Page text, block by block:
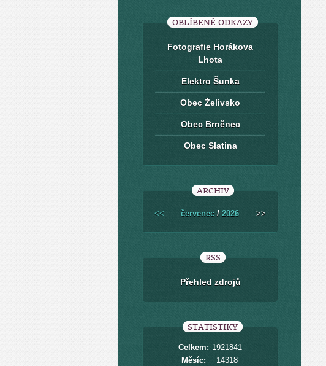
OBLÍBENÉ ODKAZY
Fotografie Horákova
Lhota
Elektro Šunka
Obec Želivsko
Obec Brněnec
Obec Slatina
ARCHIV
<< červenec / 2026 >>
RSS
Přehled zdrojů
STATISTIKY
Celkem: 1921841
Měsíc:
14318